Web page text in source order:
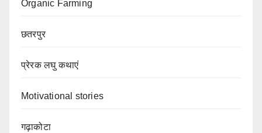
Organic Farming
छतरपुर
प्रेरक लघु कथाएं
Motivational stories
गढ़ाकोटा